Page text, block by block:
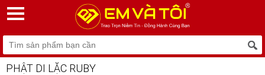
PHẬT DI LẶC RUBY